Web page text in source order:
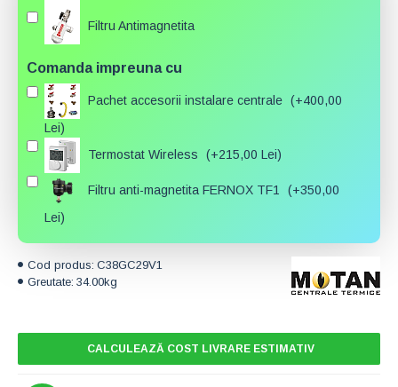
Cod produs: C38GC29V1
Greutate: 34.00kg
Filtru Antimagnetita
Comanda impreuna cu
Pachet accesorii instalare centrale (+400,00
Lei)
Termostat Wireless
(+215,00 Lei)
Filtru anti-magnetita FERNOX TF1
(+350,00
Lei)
CALCULEAZĂ COST LIVRARE ESTIMATIV